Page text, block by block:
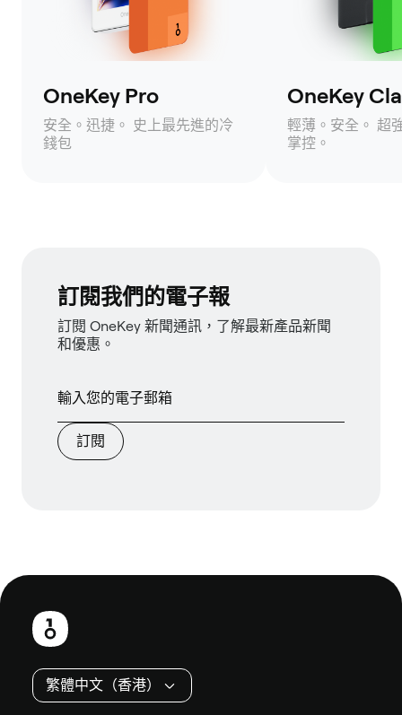
OneKey Pro
安全。迅捷。 史上最先進的冷
錢包
OneKey
輕薄。安全。 超
掌控。
訂閱我們的電子報
訂閱 OneKey 新聞通訊，了解最新產品新聞
和優惠。
訂閱
頁
繁體中文（香港）